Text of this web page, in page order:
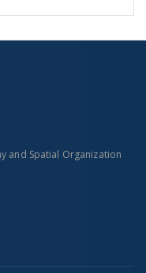
and Spatial Organization